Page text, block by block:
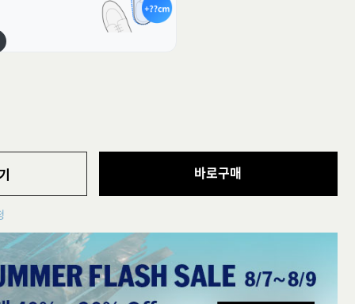
바로구매